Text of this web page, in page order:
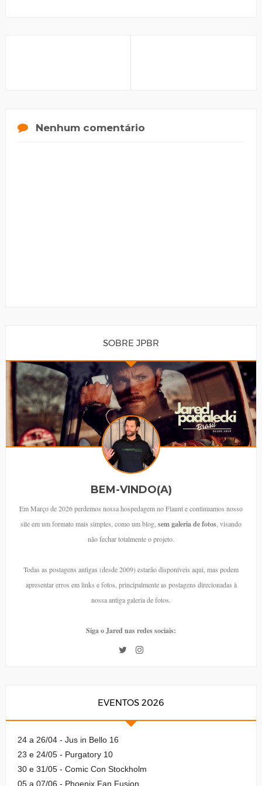
Nenhum comentário
SOBRE JPBR
BEM-VINDO(A)
Em Março de 2026 perdemos nossa hospedagem no Flaunt e continuamos nosso
site em um formato mais simples, como um blog, sem galeria de fotos , visando
não fechar totalmente o projeto.
Todas as postagens antigas (desde 2009) estarão disponíveis aqui, mas podem
apresentar erros em links e fotos, principalmente as postagens direcionadas à
nossa antiga galeria de fotos.
Siga o Jared nas redes sociais:
EVENTOS 2026
24 a 26/04 - Jus in Bello 16
23 e 24/05 - Purgatory 10
30 e 31/05 - Comic Con Stockholm
05 a 07/06 - Phoenix Fan Fusion